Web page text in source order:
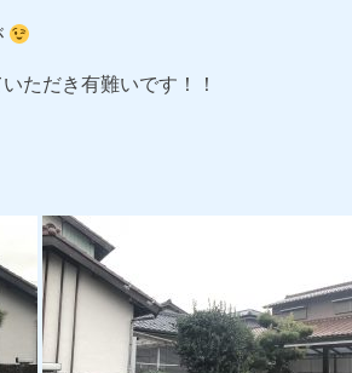
ただき有難いです！！